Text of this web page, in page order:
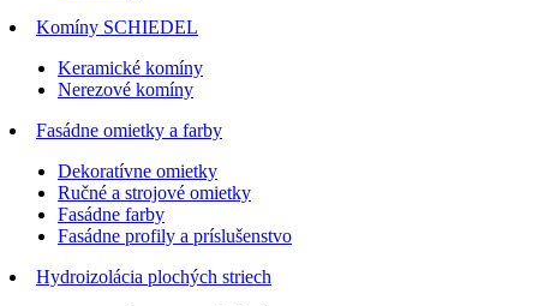
Komíny SCHIEDEL
Keramické komíny
Nerezové komíny
Fasádne omietky a farby
Dekoratívne omietky
Ručné a strojové omietky
Fasádne farby
Fasádne profily a príslušenstvo
Hydroizolácia plochých striech